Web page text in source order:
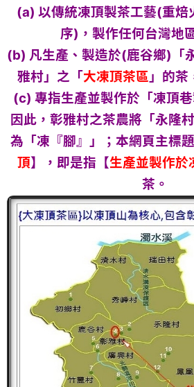
(a) 以傳統凍頂製茶工藝(重焙
序)，製作任何台灣地
(b) 凡生產、製造於(鹿谷鄉)「
雅村」之「大凍頂茶區 」的茶
(c) 專指生產並製作於「凍頂
因此，彰雅村之茶農將「永隆
為「凍『腳』」；本網頁主標
頂】，即是指【生產並製作於
茶。